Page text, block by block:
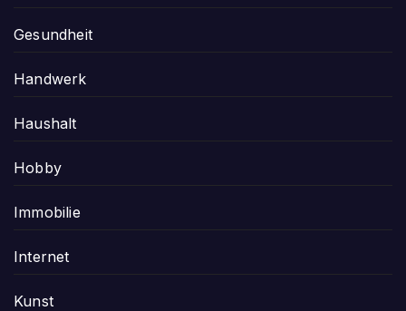
Gesundheit
Handwerk
Haushalt
Hobby
Immobilie
Internet
Kunst